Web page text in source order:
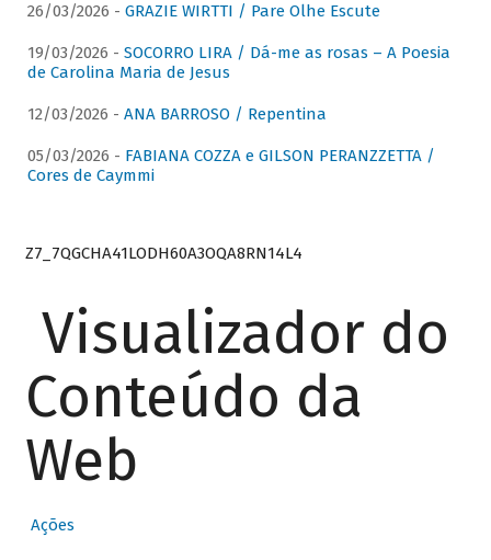
26/03/2026 - GRAZIE WIRTTI / Pare Olhe Escute
19/03/2026 - SOCORRO LIRA / Dá-me as rosas – A Poesia
de Carolina Maria de Jesus
12/03/2026 - ANA BARROSO / Repentina
05/03/2026 - FABIANA COZZA e GILSON PERANZZETTA /
Cores de Caymmi
Z7_7QGCHA41LODH60A3OQA8RN14L4
Visualizador do
Conteúdo da
Web
Ações